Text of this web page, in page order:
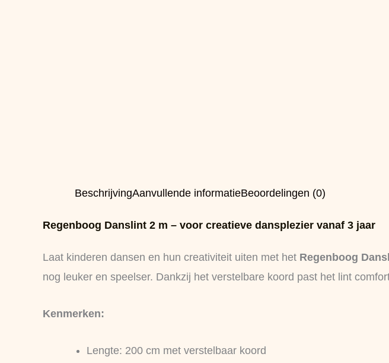
BeschrijvingAanvullende informatieBeoordelingen (0)
Regenboog Danslint 2 m – voor creatieve dansplezier vanaf 3 jaar
Laat kinderen dansen en hun creativiteit uiten met het Regenboog
nog leuker en speelser. Dankzij het verstelbare koord past het lint
Kenmerken:
Lengte: 200 cm met verstelbaar koord